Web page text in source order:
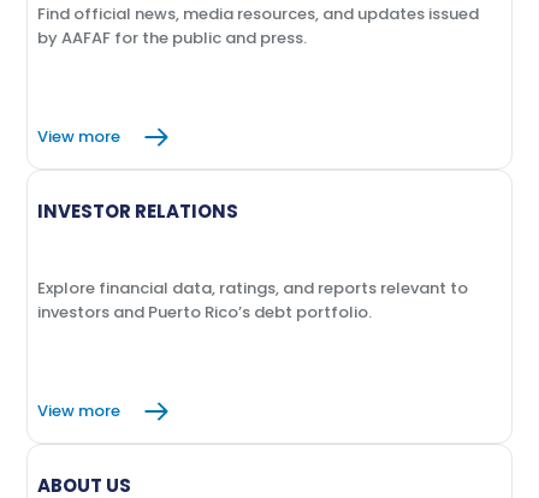
Find official news, media resources, and updates issued
by AAFAF for the public and press.
View more
INVESTOR RELATIONS
Explore financial data, ratings, and reports relevant to
investors and Puerto Rico’s debt portfolio.
View more
ABOUT US